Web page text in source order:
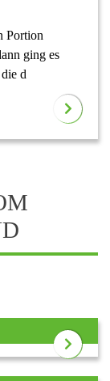
Portion
ging es
d